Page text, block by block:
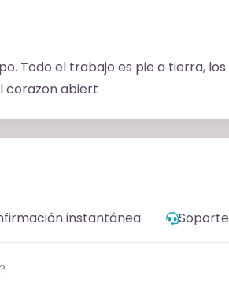
Todo el trabajo es pie a tierra,
corazon abiert
instantánea